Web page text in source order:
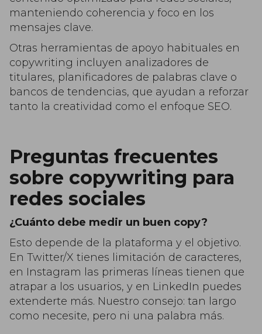
manteniendo coherencia y foco en los
mensajes clave.
Otras herramientas de apoyo habituales en
copywriting incluyen analizadores de
titulares, planificadores de palabras clave o
bancos de tendencias, que ayudan a reforzar
tanto la creatividad como el enfoque SEO.
Preguntas frecuentes
sobre copywriting para
redes sociales
¿Cuánto debe medir un buen copy?
Esto depende de la plataforma y el objetivo.
En Twitter/X tienes limitación de caracteres,
en Instagram las primeras líneas tienen que
atrapar a los usuarios, y en LinkedIn puedes
extenderte más. Nuestro consejo: tan largo
como necesite, pero ni una palabra más.